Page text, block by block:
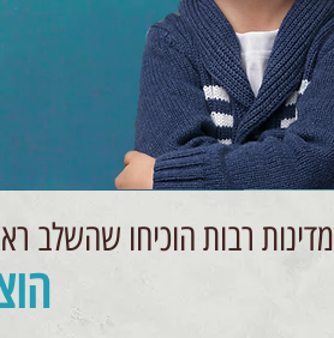
מדינות רבות הוכיחו שהשלב